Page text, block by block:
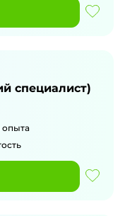
специалист)